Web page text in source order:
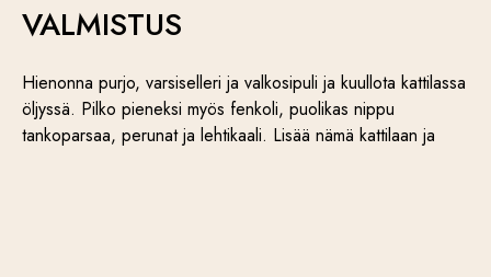
VALMISTUS
Hienonna purjo, varsiselleri ja valkosipuli ja kuullota kattilassa
öljyssä. Pilko pieneksi myös fenkoli, puolikas nippu
tankoparsaa, perunat ja lehtikaali. Lisää nämä kattilaan ja